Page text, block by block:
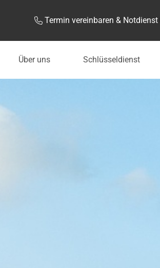
Termin vereinbaren & Notdienst
Über uns Schlüsseldienst